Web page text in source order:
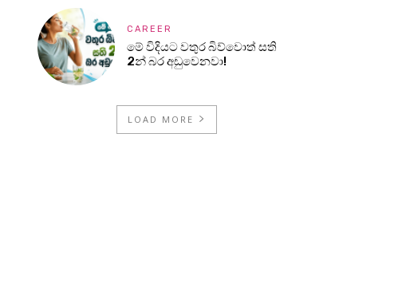
CAREER
මේ විදියට වතුර බිව්වොත් සති
2න් බර අඩුවෙනවා!
LOAD MORE